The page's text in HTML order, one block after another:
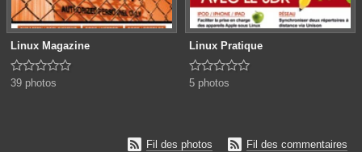
Linux Magazine

39 photos
Linux Pratique

5 photos
 Fil des photos  Fil des commentaires